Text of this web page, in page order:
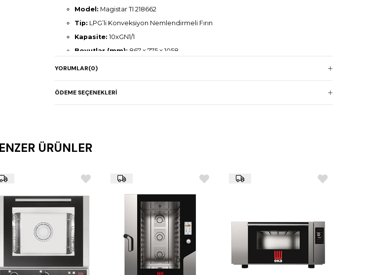
Model: Magistar TI 218662
Tip: LPG’li Konveksiyon Nemlendirmeli Fırın
Kapasite: 10xGN1/1
Boyutlar (mm): 867 x 775 x 1058
Gaz Gücü:
Ağırlık:136 kg
YORUMLAR(0)
ÖDEME SEÇENEKLERI
ÜRÜNLER